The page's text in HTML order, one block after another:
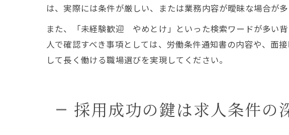
は、実際には条件が厳しい、または業務内容が曖昧な場合が
また、「未経験歓迎 やめとけ」といった検索ワードが多い
人で確認すべき事項としては、労働条件通知書の内容や、面
して長く働ける職場選びを実現してください。
採用成功の鍵は求人条件の